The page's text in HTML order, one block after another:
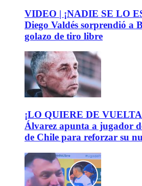
VIDEO | ¡NADIE SE LO
Diego Valdés sorprendió a
golazo de tiro libre
¡LO QUIERE DE
Álvarez apunta a jugador
de Chile para reforzar su